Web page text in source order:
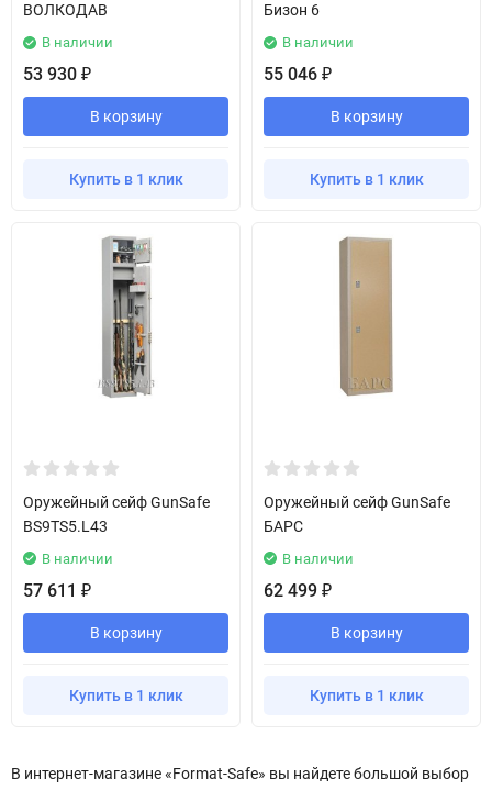
ВОЛКОДАВ
В наличии
53 930 ₽
В корзину
Купить в 1 клик
Бизон 6
В наличии
55 046 ₽
В корзину
Купить в 1 клик
Оружейный сейф GunSafe
BS9TS5.L43
В наличии
57 611 ₽
В корзину
Купить в 1 клик
Оружейный сейф GunSafe
БАРС
В наличии
62 499 ₽
В корзину
Купить в 1 клик
В интернет-магазине «Format-Safe» вы найдете большой выбор